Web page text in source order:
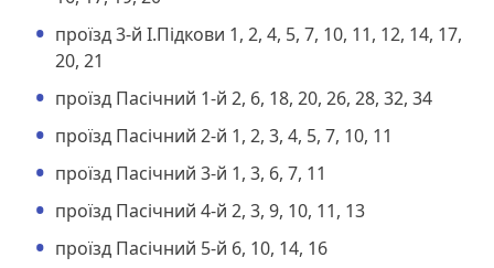
проїзд 3-й І.Підкови 1, 2, 4, 5, 7, 10, 11, 12, 14, 17,
20, 21
проїзд Пасічний 1-й 2, 6, 18, 20, 26, 28, 32, 34
проїзд Пасічний 2-й 1, 2, 3, 4, 5, 7, 10, 11
проїзд Пасічний 3-й 1, 3, 6, 7, 11
проїзд Пасічний 4-й 2, 3, 9, 10, 11, 13
проїзд Пасічний 5-й 6, 10, 14, 16